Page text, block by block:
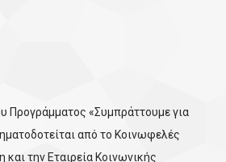
Προγράμματος «Συμπράττουμε για
από το Κοινωφελές
και την Εταιρεία Κοινωνικής